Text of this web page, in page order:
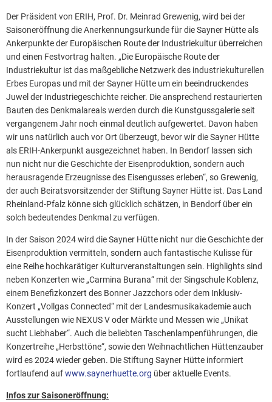
Der Präsident von ERIH, Prof. Dr. Meinrad Grewenig, wird bei der
Saisoneröffnung die Anerkennungsurkunde für die Sayner Hütte als
Ankerpunkte der Europäischen Route der Industriekultur überreichen
und einen Festvortrag halten. „Die Europäische Route der
Industriekultur ist das maßgebliche Netzwerk des industriekulturellen
Erbes Europas und mit der Sayner Hütte um ein beeindruckendes
Juwel der Industriegeschichte reicher. Die ansprechend restaurierten
Bauten des Denkmalareals werden durch die Kunstgussgalerie seit
vergangenem Jahr noch einmal deutlich aufgewertet. Davon haben
wir uns natürlich auch vor Ort überzeugt, bevor wir die Sayner Hütte
als ERIH-Ankerpunkt ausgezeichnet haben. In Bendorf lassen sich
nun nicht nur die Geschichte der Eisenproduktion, sondern auch
herausragende Erzeugnisse des Eisengusses erleben“, so Grewenig,
der auch Beiratsvorsitzender der Stiftung Sayner Hütte ist. Das Land
Rheinland-Pfalz könne sich glücklich schätzen, in Bendorf über ein
solch bedeutendes Denkmal zu verfügen.
In der Saison 2024 wird die Sayner Hütte nicht nur die Geschichte der
Eisenproduktion vermitteln, sondern auch fantastische Kulisse für
eine Reihe hochkarätiger Kulturveranstaltungen sein. Highlights sind
neben Konzerten wie „Carmina Burana“ mit der Singschule Koblenz,
einem Benefizkonzert des Bonner Jazzchors oder dem Inklusiv-
Konzert „Vollgas Connected“ mit der Landesmusikakademie auch
Ausstellungen wie NEXUS V oder Märkte und Messen wie „Unikat
sucht Liebhaber“. Auch die beliebten Taschenlampenführungen, die
Konzertreihe „Herbsttöne“, sowie den Weihnachtlichen Hüttenzauber
wird es 2024 wieder geben. Die Stiftung Sayner Hütte informiert
fortlaufend aufwww.saynerhuette.org über aktuelle Events.
Infos zur Saisoneröffnung: